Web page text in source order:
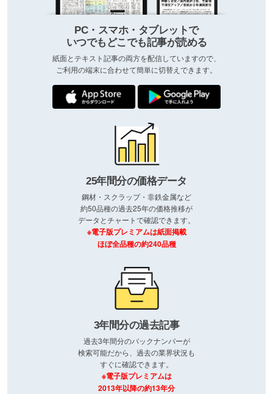
PC・スマホ・タブレットで
いつでもどこでも記事が読める
紙面とテキスト記事の両方を配信していますので、
ご利用の端末に合わせて簡単に切替えできます。
25年間分の価格データ
鋼材・スクラップ・非鉄金属など
約50品種の過去25年の価格推移が
データとチャートで確認できます。
※電子版プレミアムは紙面掲載
ほぼ全品種の約240品種
3年間分の過去記事
過去3年間分のバックナンバーが
検索可能だから、過去の業界状況も
すぐに確認できます。
※電子版プレミアムは
2013年以降の約13年分